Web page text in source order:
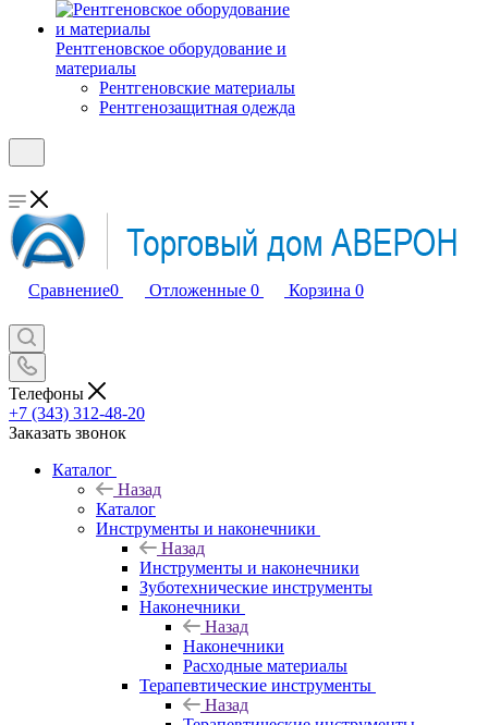
Рентгеновское оборудование и
материалы
Рентгеновские материалы
Рентгенозащитная одежда
Сравнение0 Отложенные 0 Корзина 0
Телефоны
+7 (343) 312-48-20
Заказать звонок
Каталог
Назад
Каталог
Инструменты и наконечники
Назад
Инструменты и наконечники
Зуботехнические инструменты
Наконечники
Назад
Наконечники
Расходные материалы
Терапевтические инструменты
Назад